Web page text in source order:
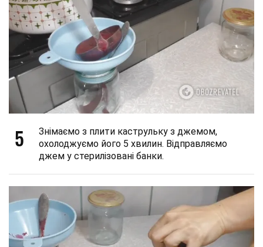
5
Знімаємо з плити каструльку з джемом,
охолоджуємо його 5 хвилин. Відправляємо
джем у стерилізовані банки.